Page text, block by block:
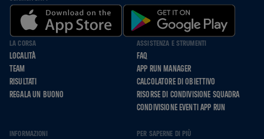
LA CORSA
LOCALITÀ
TEAM
RISULTATI
REGALA UN BUONO
ASSISTENZA E STRUMENTI
FAQ
APP RUN MANAGER
CALCOLATORE DI OBIETTIVO
RISORSE DI CONDIVISIONE SQUADRA
CONDIVISIONE EVENTI APP RUN
INFORMAZIONI PER SAPERNE DI PIÙ